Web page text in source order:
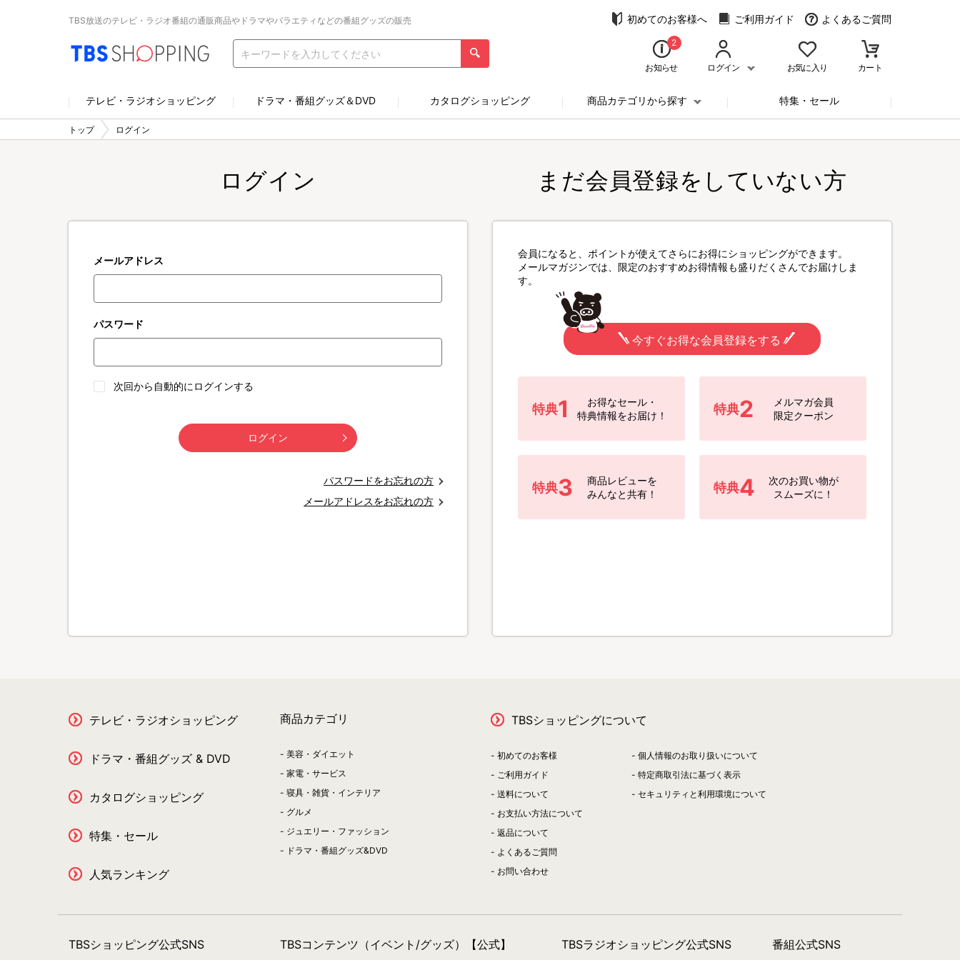
TBS放送のテレビ・ラジオ番組の通販商品やドラマやバラエティなどの番組グッズの販売 初めてのお客様へ ご利用ガイド よくあるご質問
2
お知らせ ログイン お気に入り カート
テレビ・ラジオショッピング ドラマ・番組グッズ＆DVD カタログショッピング 商品カテゴリから探す 特集・セール
トップ ログイン
ログイン
メールアドレス
パスワード
次回から自動的にログインする
ログイン
パスワードをお忘れの方
メールアドレスをお忘れの方
まだ会員登録をしていない方
会員になると、ポイントが使えてさらにお得にショッピングができます。
メールマガジンでは、限定のおすすめお得情報も盛りだくさんでお届けしま
す。
今すぐお得な会員登録をする
特典1
お得なセール・
特典情報をお届け！
特典2
メルマガ会員
限定クーポン
特典3
商品レビューを
みんなと共有！
特典4
次のお買い物が
スムーズに！
テレビ・ラジオショッピング
ドラマ・番組グッズ & DVD
カタログショッピング
特集・セール
人気ランキング
商品カテゴリ
美容・ダイエット
家電・サービス
寝具・雑貨・インテリア
グルメ
ジュエリー・ファッション
ドラマ・番組グッズ&DVD
TBSショッピングについて
初めてのお客様
ご利用ガイド
送料について
お支払い方法について
返品について
よくあるご質問
お問い合わせ
個人情報のお取り扱いについて
特定商取引法に基づく表示
セキュリティと利用環境について
TBSショッピング公式SNS TBSコンテンツ（イベント/グッズ）【公式】 TBSラジオショッピング公式SNS 番組公式SNS